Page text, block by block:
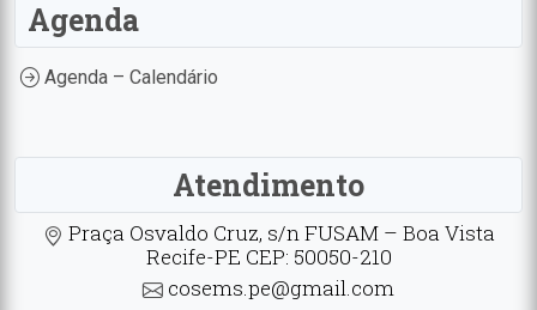
Agenda
Agenda – Calendário
Atendimento
Praça Osvaldo Cruz, s/n FUSAM – Boa Vista
Recife-PE CEP: 50050-210
cosems.pe@gmail.com